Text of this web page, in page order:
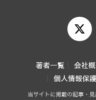
著者一覧 会社
個人情報保
当サイトに掲載の記事・